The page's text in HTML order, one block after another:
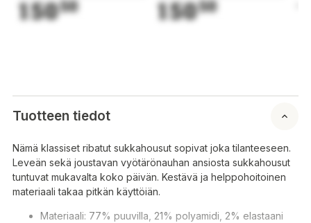
15050 15050
Tuotteen tiedot
Nämä klassiset ribatut sukkahousut sopivat joka tilanteeseen.
Leveän sekä joustavan vyötärönauhan ansiosta sukkahousut
tuntuvat mukavalta koko päivän. Kestävä ja helppohoitoinen
materiaali takaa pitkän käyttöiän.
Materiaali: 77% puuvilla, 21% polyamidi, 2% elastaani